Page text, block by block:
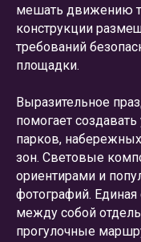
мешать движению
конструкции
требований
площадки.
Выразительное
помогает
парков,
зон. Световые
ориентирами и
фотографий. Единая
между собой
прогулочные